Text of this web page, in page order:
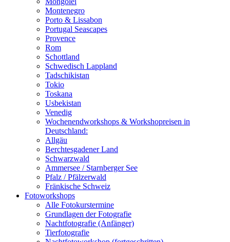
Montenegro
Porto & Lissabon
Portugal Seascapes
Provence
Rom
Schottland
Schwedisch Lappland
Tadschikistan
Tokio
Toskana
Usbekistan
Venedig
Wochenendworkshops & Workshopreisen in
Deutschland:
Allgäu
Berchtesgadener Land
Schwarzwald
Ammersee / Starnberger See
Pfalz / Pfälzerwald
Fränkische Schweiz
Fotoworkshops
Alle Fotokurstermine
Grundlagen der Fotografie
Nachtfotografie (Anfänger)
Tierfotografie